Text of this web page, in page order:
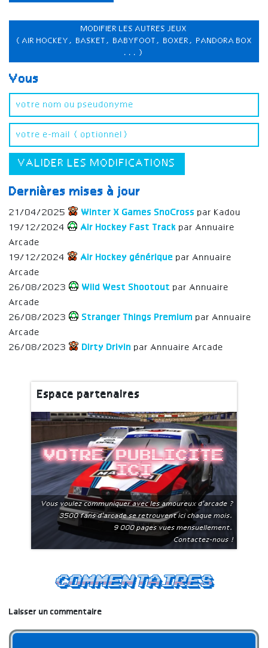
MODIFIER LES AUTRES JEUX
(AIR HOCKEY, BASKET, BABYFOOT, BOXER, PANDORA BOX
...)
Vous
VALIDER LES MODIFICATIONS
Dernières mises à jour
21/04/2025 Winter X Games SnoCross par Kadou
19/12/2024
Air Hockey Fast Track par Annuaire
Arcade
19/12/2024
Air Hockey générique par Annuaire
Arcade
26/08/2023
Wild West Shootout par Annuaire
Arcade
26/08/2023
Stranger Things Premium par Annuaire
Arcade
26/08/2023
Dirty Drivin par Annuaire Arcade
Espace partenaires
Votre publicite
ici
Vous voulez communiquer avec les amoureux d'arcade ?
3500 fans d'arcade se retrouvent ici chaque mois.
9 000 pages vues mensuellement.
Contactez-nous !
Commentaires
Laisser un commentaire